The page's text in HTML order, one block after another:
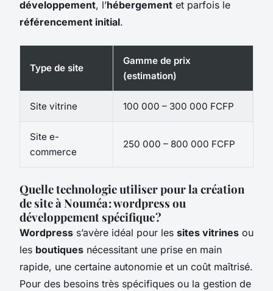
développement, l’hébergement et parfois le
référencement initial.
Type de site
Gamme de prix
(estimation)
Site vitrine 100 000 – 300 000 FCFP
Site e-
commerce
250 000 – 800 000 FCFP
Quelle technologie utiliser pour la création
de site à Nouméa : wordpress ou
développement spécifique ?
Wordpress s’avère idéal pour les sites vitrines ou
les boutiques nécessitant une prise en main
rapide, une certaine autonomie et un coût maîtrisé.
Pour des besoins très spécifiques ou la gestion de